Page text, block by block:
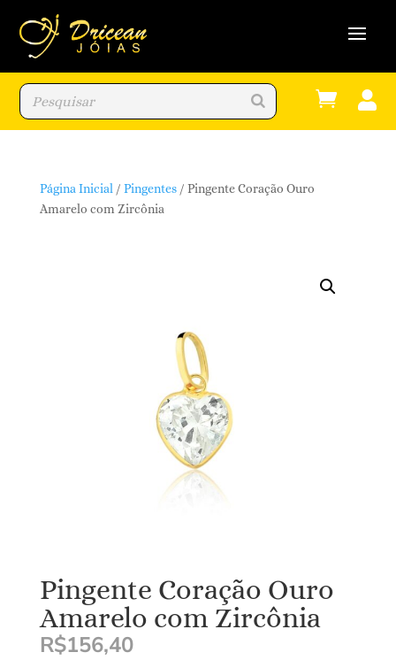
 
Página Inicial / Pingentes/ Pingente Coração Ouro
Amarelo com Zircônia
Pingente Coração Ouro
Amarelo com Zircônia
R$156,40